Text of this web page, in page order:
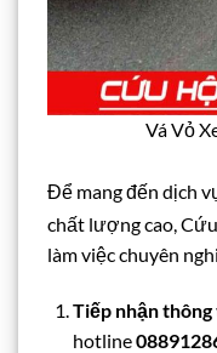
Vá Vỏ
Để mang đến dịch
chất lượng cao,
làm việc chuyên
Tiếp nhận thông
hotline